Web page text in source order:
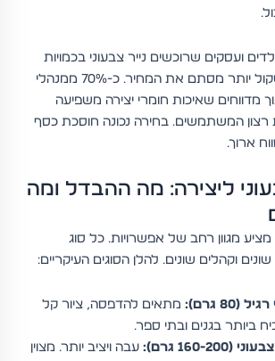
ועסקים שרוכשים נייר צבעוני בכמויות
גדולות צריכים לשקול יותר מסתם את המחיר. כ-70% ממנהלי
מדווחים שאיכות חומרי יצירה משפיעה
רצון המשתמשים. בחירה נכונה חוסכת כסף
ארוך.
ליצירה: מה ההבדל ומה
מציע מגוון רחב של אפשרויות. כל סוג
וקהלים שונים. להלן הסוגים העיקריים:
(80 גרם):
מתאים להדפסה, ציור קל
ביותר בגנים ובתי ספר.
200 גרם):
עבה ויציב יותר. מצוין